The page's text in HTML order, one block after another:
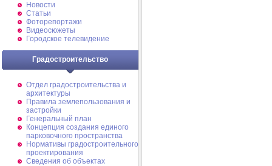
Новости
Статьи
Фоторепортажи
Видеосюжеты
Городское телевидение
Градостроительство
Отдел градостроительства и
архитектуры
Правила землепользования и
застройки
Генеральный план
Концепция создания единого
парковочного пространства
Нормативы градостроительного
проектирования
Сведения об объектах